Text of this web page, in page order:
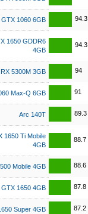
1060 6GB 94.3
1650 GDDR6
4GB
94.3
5300M 3GB 94
Max-Q 6GB 91
Arc 140T 89.3
1650 Ti Mobile
4GB
88.7
Mobile 4GB 88.6
1650 4GB 87.8
Super 4GB 87.2